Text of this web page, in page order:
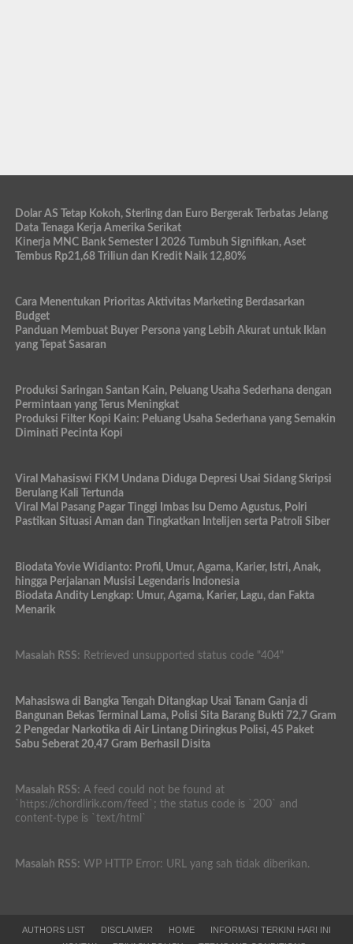
Dolar AS Tetap Kokoh, Sterling dan Euro Bergerak Terbatas Jelang
Data Tenaga Kerja Amerika Serikat
Kinerja MNC Bank Semester I 2026 Tumbuh Signifikan, Aset
Tembus Rp21,68 Triliun dan Kredit Naik 12,80%
Cara Menentukan Prioritas Aktivitas Marketing Berdasarkan
Budget
Panduan Membuat Buyer Persona yang Lebih Akurat untuk Iklan
yang Tepat Sasaran
Produksi Saringan Santan Kain, Peluang Usaha Sederhana dengan
Permintaan yang Terus Meningkat
Produksi Filter Kopi Kain: Peluang Usaha Sederhana yang Semakin
Diminati Pecinta Kopi
Viral Mahasiswi FKM Undana Diduga Depresi Usai Sidang Skripsi
Berulang Kali Tertunda
Viral Mal Pasang Pagar Tinggi Imbas Isu Demo Agustus, Polri
Pastikan Situasi Aman dan Tingkatkan Intelijen serta Patroli Siber
Biodata Yovie Widianto: Profil, Umur, Agama, Karier, Istri, Anak,
hingga Perjalanan Musisi Legendaris Indonesia
Biodata Andity Lengkap: Umur, Agama, Karier, Lagu, dan Fakta
Menarik
Masalah RSS: Retrieved unsupported status code "404"
Mahasiswa di Bangka Tengah Ditangkap Usai Tanam Ganja di
Bangunan Bekas Terminal Lama, Polisi Sita Barang Bukti 72,7 Gram
2 Pengedar Narkotika di Air Lintang Diringkus Polisi, 45 Paket
Sabu Seberat 20,47 Gram Berhasil Disita
Masalah RSS: A feed could not be found at
`https://chordlirik.com/feed`; the status code is `200` and
content-type is `text/html`
Masalah RSS: WP HTTP Error: URL yang sah tidak diberikan.
AUTHORS LIST DISCLAIMER HOME
INFORMASI TERKINI HARI INI